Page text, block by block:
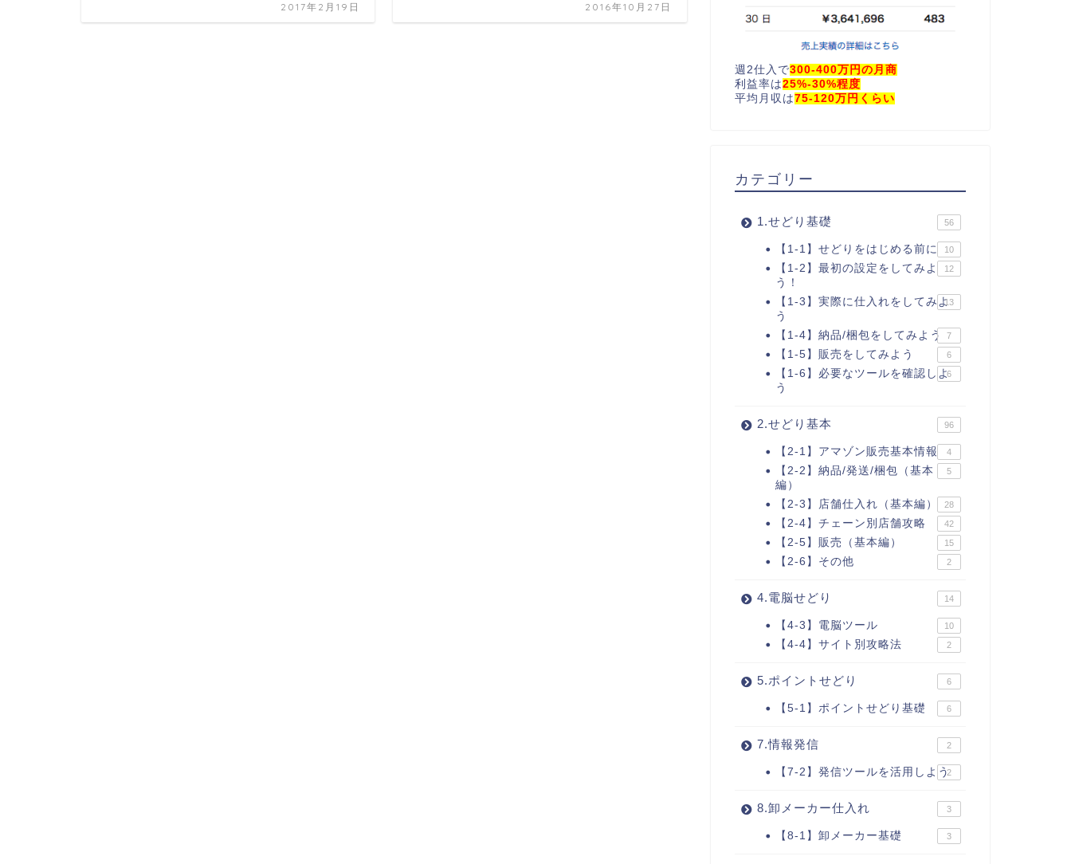
2017年2月19日 2016年10月27日
週2仕入で300-400万円の月商
利益率は25%-30%程度
平均月収は75-120万円くらい
カテゴリー
1.せどり基礎 56
【1-1】せどりをはじめる前に 10
【1-2】最初の設定をしてみよ
う！
12
【1-3】実際に仕入れをしてみよ
う
13
【1-4】納品/梱包をしてみよう 7
【1-5】販売をしてみよう 6
【1-6】必要なツールを確認しよ
う
6
2.せどり基本 96
【2-1】アマゾン販売基本情報 4
【2-2】納品/発送/梱包（基本
編）
5
【2-3】店舗仕入れ（基本編） 28
【2-4】チェーン別店舗攻略 42
【2-5】販売（基本編） 15
【2-6】その他 2
4.電脳せどり 14
【4-3】電脳ツール 10
【4-4】サイト別攻略法 2
5.ポイントせどり 6
【5-1】ポイントせどり基礎 6
7.情報発信 2
【7-2】発信ツールを活用しよう2
8.卸メーカー仕入れ 3
【8-1】卸メーカー基礎 3